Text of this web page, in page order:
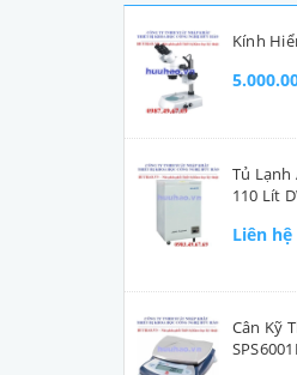
Kính
Tủ Lạnh
110 Lít
Liên hệ
Cân Kỹ